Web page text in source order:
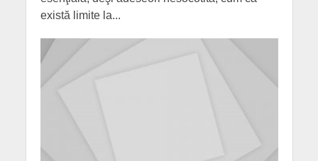
există limite la...